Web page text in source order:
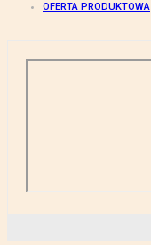
OFERTA PRODUKTOWA